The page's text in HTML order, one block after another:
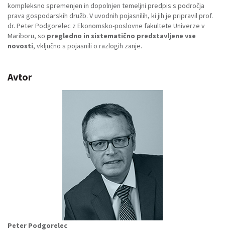
kompleksno spremenjen in dopolnjen temeljni predpis s področja
prava gospodarskih družb. V uvodnih pojasnilih, ki jih je pripravil prof.
dr. Peter Podgorelec z Ekonomsko-poslovne fakultete Univerze v
Mariboru, so pregledno in sistematično predstavljene vse
novosti, vključno s pojasnili o razlogih zanje.
Avtor
Peter Podgorelec